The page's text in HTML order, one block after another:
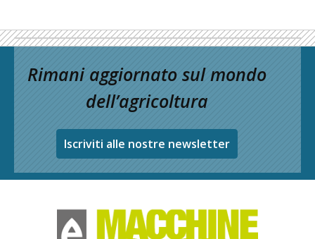
Rimani aggiornato sul mondo
dell’agricoltura
Iscriviti alle nostre newsletter